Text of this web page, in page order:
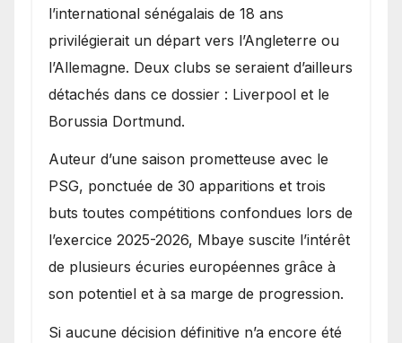
l’international sénégalais de 18 ans
privilégierait un départ vers l’Angleterre ou
l’Allemagne. Deux clubs se seraient d’ailleurs
détachés dans ce dossier : Liverpool et le
Borussia Dortmund.
Auteur d’une saison prometteuse avec le
PSG, ponctuée de 30 apparitions et trois
buts toutes compétitions confondues lors de
l’exercice 2025-2026, Mbaye suscite l’intérêt
de plusieurs écuries européennes grâce à
son potentiel et à sa marge de progression.
Si aucune décision définitive n’a encore été